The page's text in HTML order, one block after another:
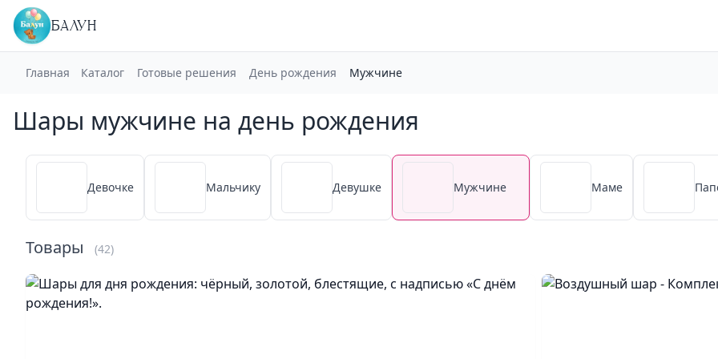
БАЛУН
Главная Каталог Готовые решения День рождения Мужчине
Шары мужчине на день рождения
Девочке Мальчику Девушке Мужчине Маме
Товары (42)